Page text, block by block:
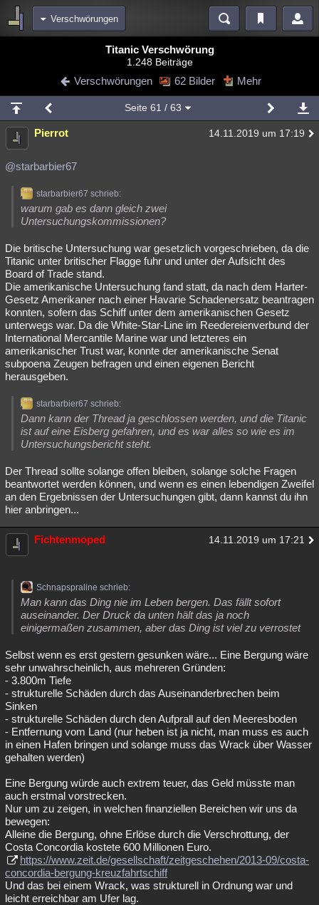
Verschwörungen
Blogs Videos
Chat Wiki Neuigkeiten
meine Rubriken
Menschen Mystery Kriminalfälle
Spiritualität
Natur Umfragen Unterhaltung
weitere Rubriken
Astronomie Helpdesk Gruppen Gaming Filme
Musik Clash Verbesserungen Allmystery English
Übersichten
Besucht Teilgenommen Alle Neue Geschlossen
Lesenswert Schlüsselwörter
Titanic Verschwörung
1.248 Beiträge
Verschwörungen 62 Bilder Mehr
Seite 61 / 63
Pierrot 14.11.2019 um 17:19
@starbarbier67
starbarbier67 schrieb:
warum gab es dann gleich zwei
Untersuchungskommissionen?
Die britische Untersuchung war gesetzlich vorgeschrieben, da die
Titanic unter britischer Flagge fuhr und unter der Aufsicht des
Board of Trade stand.
Die amerikanische Untersuchung fand statt, da nach dem Harter-
Gesetz Amerikaner nach einer Havarie Schadenersatz beantragen
konnten, sofern das Schiff unter dem amerikanischen Gesetz
unterwegs war. Da die White-Star-Line im Reedereienverbund der
International Mercantile Marine war und letzteres ein
amerikanischer Trust war, konnte der amerikanische Senat
subpoena Zeugen befragen und einen eigenen Bericht
herausgeben.
starbarbier67 schrieb:
Dann kann der Thread ja geschlossen werden, und die Titanic
ist auf eine Eisberg gefahren, und es war alles so wie es im
Untersuchungsbericht steht.
Der Thread sollte solange offen bleiben, solange solche Fragen
beantwortet werden können, und wenn es einen lebendigen Zweifel
an den Ergebnissen der Untersuchungen gibt, dann kannst du ihn
hier anbringen...
Fichtenmoped 14.11.2019 um 17:21
Schnapspraline schrieb:
Man kann das Ding nie im Leben bergen. Das fällt sofort
auseinander. Der Druck da unten hält das ja noch
einigermaßen zusammen, aber das Ding ist viel zu verrostet
Selbst wenn es erst gestern gesunken wäre... Eine Bergung wäre
sehr unwahrscheinlich, aus mehreren Gründen:
- 3.800m Tiefe
- strukturelle Schäden durch das Auseinanderbrechen beim
Sinken
- strukturelle Schäden durch den Aufprall auf den Meeresboden
- Entfernung vom Land (nur heben ist ja nicht, man muss es auch
in einen Hafen bringen und solange muss das Wrack über Wasser
gehalten werden)
Eine Bergung würde auch extrem teuer, das Geld müsste man
auch erstmal vorstrecken.
Nur um zu zeigen, in welchen finanziellen Bereichen wir uns da
bewegen:
Alleine die Bergung, ohne Erlöse durch die Verschrottung, der
Costa Concordia kostete 600 Millionen Euro.
https://www.zeit.de/gesellschaft/zeitgeschehen/2013-09/costa-
concordia-bergung-kreuzfahrtschiff
Und das bei einem Wrack, was strukturell in Ordnung war und
leicht erreichbar am Ufer lag.